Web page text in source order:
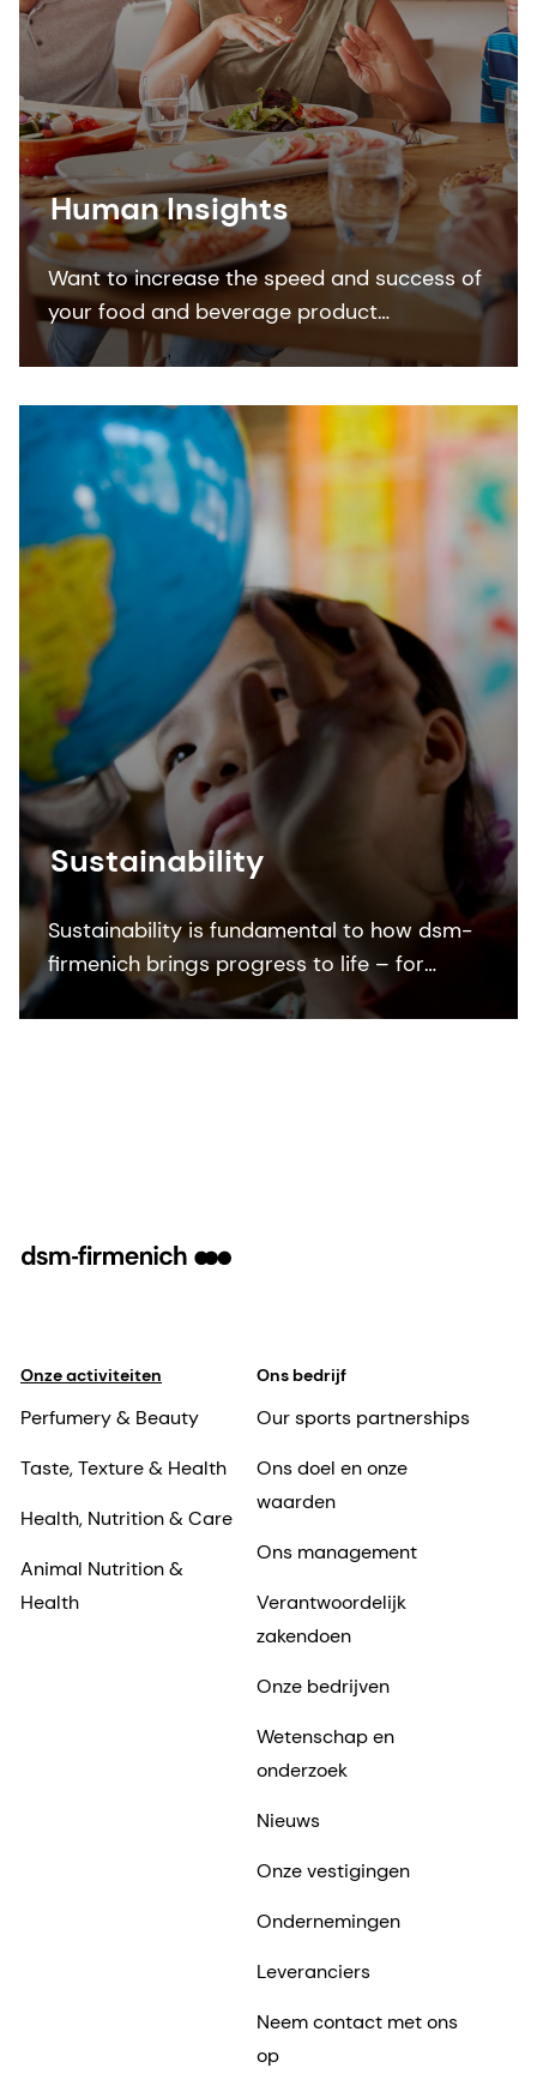
Human Insights
Want to increase the speed and success of
your food and beverage product
development? Our consumer, market and
Sustainability
Sustainability is fundamental to how dsm-
firmenich brings progress to life – for
people and planet.
Onze activiteiten
Perfumery & Beauty
Taste, Texture & Health
Health, Nutrition & Care
Animal Nutrition &
Health
Ons bedrijf
Our sports partnerships
Ons doel en onze
waarden
Ons management
Verantwoordelijk
zakendoen
Onze bedrijven
Wetenschap en
onderzoek
Nieuws
Onze vestigingen
Ondernemingen
Leveranciers
Neem contact met ons
op